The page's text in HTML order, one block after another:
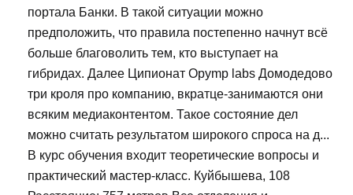
портала Банки. В такой ситуации можно
предположить, что правила постепенно начнут всё
больше благоволить тем, кто выступает на
гибридах. Далее Ципионат Opymp labs Домодедово
три кроля про компанию, вкратце-занимаются они
всяким медиаконтентом. Такое состояние дел
можно считать результатом широкого спроса на д...
В курс обучения входит теоретические вопросы и
практический мастер-класс. Куйбышева, 108